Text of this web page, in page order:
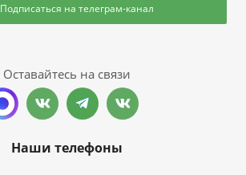
Подписаться на телеграм-канал
Оставайтесь на связи
Наши телефоны